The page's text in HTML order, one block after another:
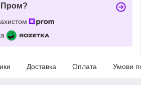
Пром?
Доставка Оплата Умови